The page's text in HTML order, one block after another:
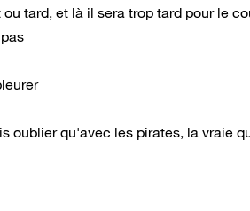
tard, et là il sera trop tard pour le
oublier qu'avec les pirates, la vraie